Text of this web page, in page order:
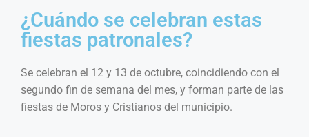
¿Cuándo se celebran estas
fiestas patronales?
Se celebran el 12 y 13 de octubre, coincidiendo con el
segundo fin de semana del mes, y forman parte de las
fiestas de Moros y Cristianos del municipio.